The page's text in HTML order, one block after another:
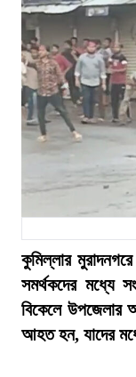
কুমিল্লার
সমর্থকদের মধ্যে
বিকেলে
আহত হন, যাদের